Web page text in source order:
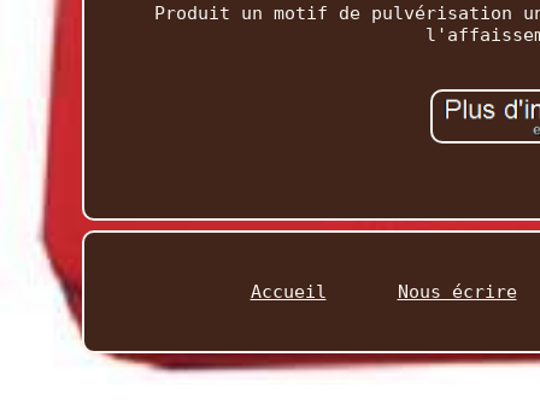
Produit un motif de pulvérisation
Accueil Nous écrire